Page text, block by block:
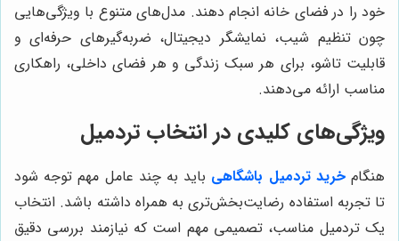
خود را در فضای خانه انجام دهند. مدل‌های متنوع با ویژگی‌هایی
چون تنظیم شیب، نمایشگر دیجیتال، ضربه‌گیرهای حرفه‌ای و
قابلیت تاشو، برای هر سبک زندگی و هر فضای داخلی، راهکاری
مناسب ارائه می‌دهند.
ویژگی‌های کلیدی در انتخاب تردمیل
هنگامخرید تردمیل باشگاهی باید به چند عامل مهم توجه شود
تا تجربه استفاده رضایت‌بخش‌تری به همراه داشته باشد. انتخاب
یک تردمیل مناسب، تصمیمی مهم است که نیازمند بررسی دقیق